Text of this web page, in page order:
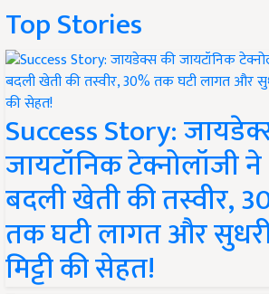
Top Stories
Success Story:
जायटॉनिक टेक्नोलॉजी ने
बदली खेती की तस्वीर,
तक घटी लागत और
मिट्टी की सेहत!